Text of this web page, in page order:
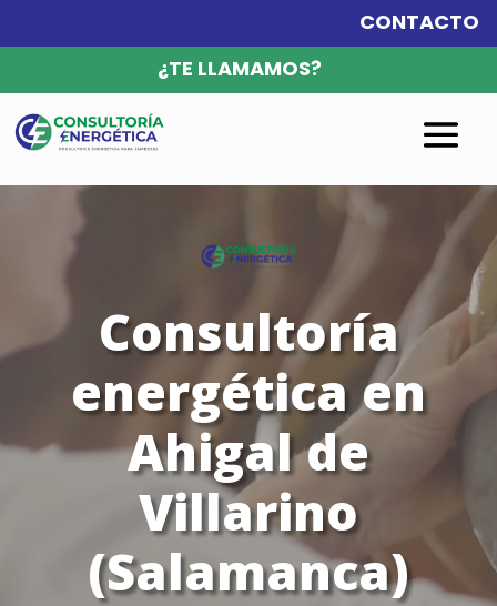
CONTACTO
¿TE LLAMAMOS?
Consultoría
energética en
Ahigal de
Villarino
(Salamanca)
Reproductor
de